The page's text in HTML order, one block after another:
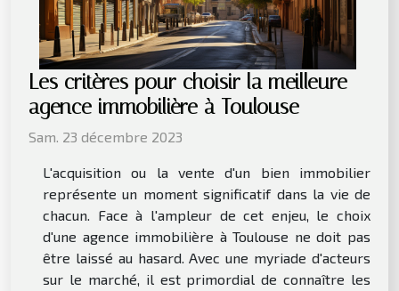
Les critères pour choisir la meilleure
agence immobilière à Toulouse
Sam. 23 décembre 2023
L'acquisition ou la vente d'un bien immobilier
représente un moment significatif dans la vie de
chacun. Face à l'ampleur de cet enjeu, le choix
d'une agence immobilière à Toulouse ne doit pas
être laissé au hasard. Avec une myriade d'acteurs
sur le marché, il est primordial de connaître les